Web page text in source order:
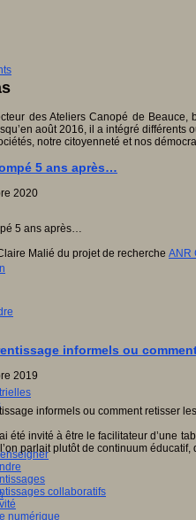
collaboratifs
numérique
des Ateliers Canopé de Beauce,
août 2016, il a intégré
notre citoyenneté et nos
5 ans après…
2020
Malié du projet de recherche ANR
informels ou
2019
été invité à être le facilitateur d’une
parlait plutôt de continuum éducatif,